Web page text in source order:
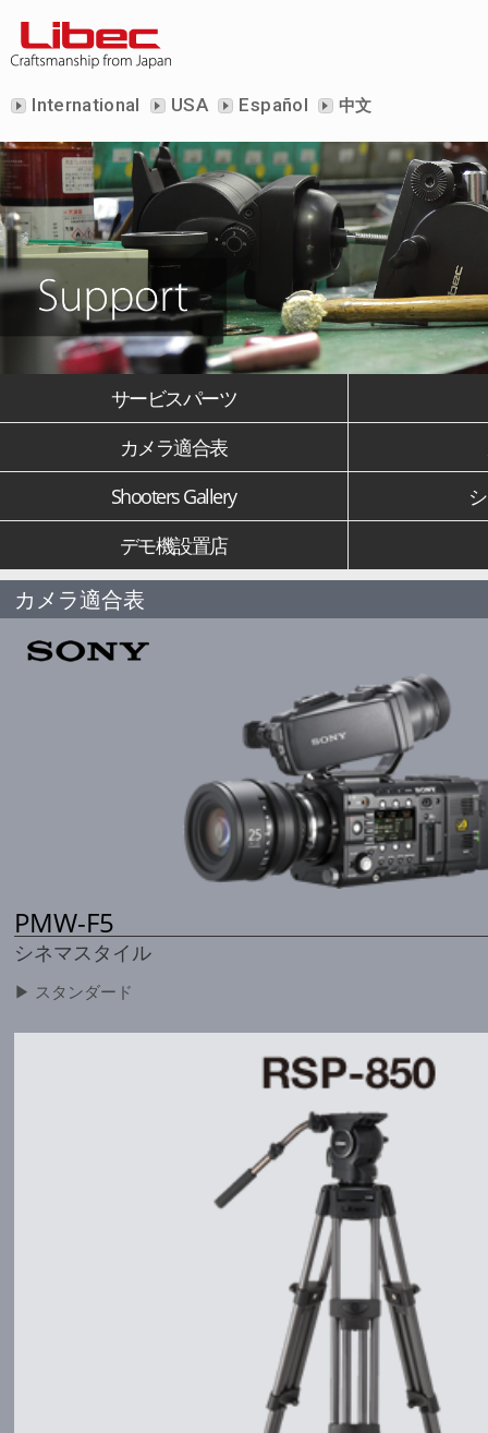
International USA Español 中文
サービスパーツ
カメラ適合表
Shooters Gallery
デモ機設置店
カメラ適合表
PMW-F5
シネマスタイル
▶ スタンダード